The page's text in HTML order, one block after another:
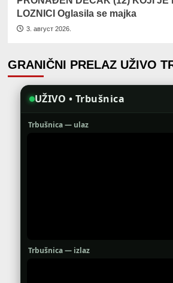
LOZNICI Oglasila se majka
3. август 2026.
GRANIČNI PRELAZ UŽIVO
UŽIVO • Trbušnica
Trbušnica — ulaz
Trbušnica — izlaz